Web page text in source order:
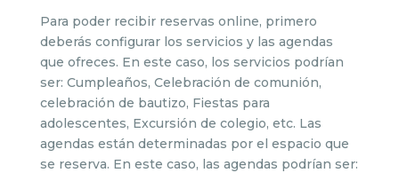
Para poder recibir reservas online, primero
deberás configurar los servicios y las agendas
que ofreces. En este caso, los servicios podrían
ser: Cumpleaños, Celebración de comunión,
celebración de bautizo, Fiestas para
adolescentes, Excursión de colegio, etc. Las
agendas están determinadas por el espacio que
se reserva. En este caso, las agendas podrían ser: